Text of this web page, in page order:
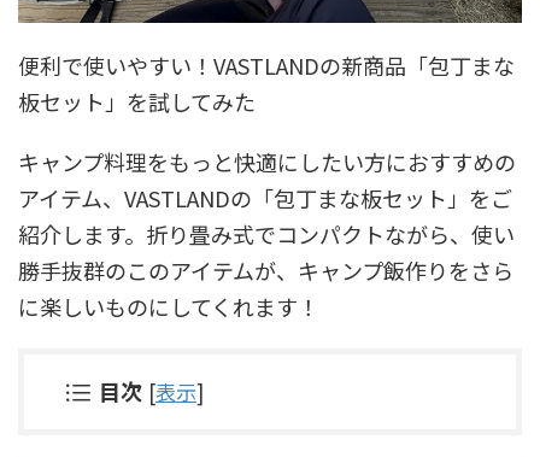
便利で使いやすい！VASTLANDの新商品「包丁まな
板セット」を試してみた
キャンプ料理をもっと快適にしたい方におすすめの
アイテム、VASTLANDの「包丁まな板セット」をご
紹介します。折り畳み式でコンパクトながら、使い
勝手抜群のこのアイテムが、キャンプ飯作りをさら
に楽しいものにしてくれます！
目次 [表示]